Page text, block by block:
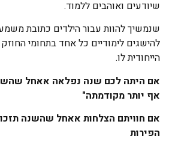
שיודעים ואוהבים ללמוד.
שנמשיך להוות עבור הילדים כתובת
להישגים לימודיים כל אחד בתחומי
הייחודית לו.
אם היתה לכם שנה נפלאה אאחל
אף יותר מקודמתה"
אם חוויתם הצלחות אאחל שהשנה תזכו
הפירות